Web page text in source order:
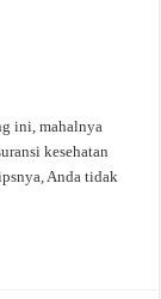
ini, mahalnya
kesehatan
Anda tidak